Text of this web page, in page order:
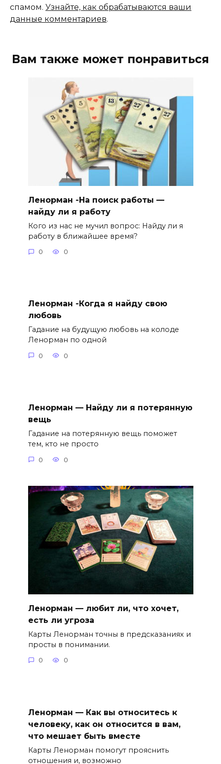
спамом. Узнайте, как обрабатываются ваши
данные комментариев.
Вам также может понравиться
Ленорман -На поиск работы —
найду ли я работу
Кого из нас не мучил вопрос: Найду ли я
работу в ближайшее время?
0 0
Ленорман -Когда я найду свою
любовь
Гадание на будущую любовь на колоде
Ленорман по одной
0 0
Ленорман — Найду ли я потерянную
вещь
Гадание на потерянную вещь поможет
тем, кто не просто
0 0
Ленорман — любит ли, что хочет,
есть ли угроза
Карты Ленорман точны в предсказаниях и
просты в понимании.
0 0
Ленорман — Как вы относитесь к
человеку, как он относится в вам,
что мешает быть вместе
Карты Ленорман помогут прояснить
отношения и, возможно